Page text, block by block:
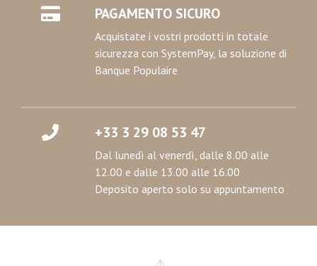
PAGAMENTO SICURO
Acquistate i vostri prodotti in totale
sicurezza con SystemPay, la soluzione di
Banque Populaire
+33 3 29 08 53 47
Dal lunedì al venerdì, dalle 8.00 alle
12.00 e dalle 13.00 alle 16.00
Deposito aperto solo su appuntamento